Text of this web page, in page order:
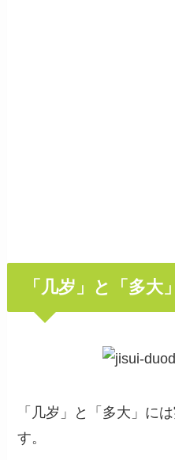
「几岁」と「多大
「几岁」と「多大」に
す。